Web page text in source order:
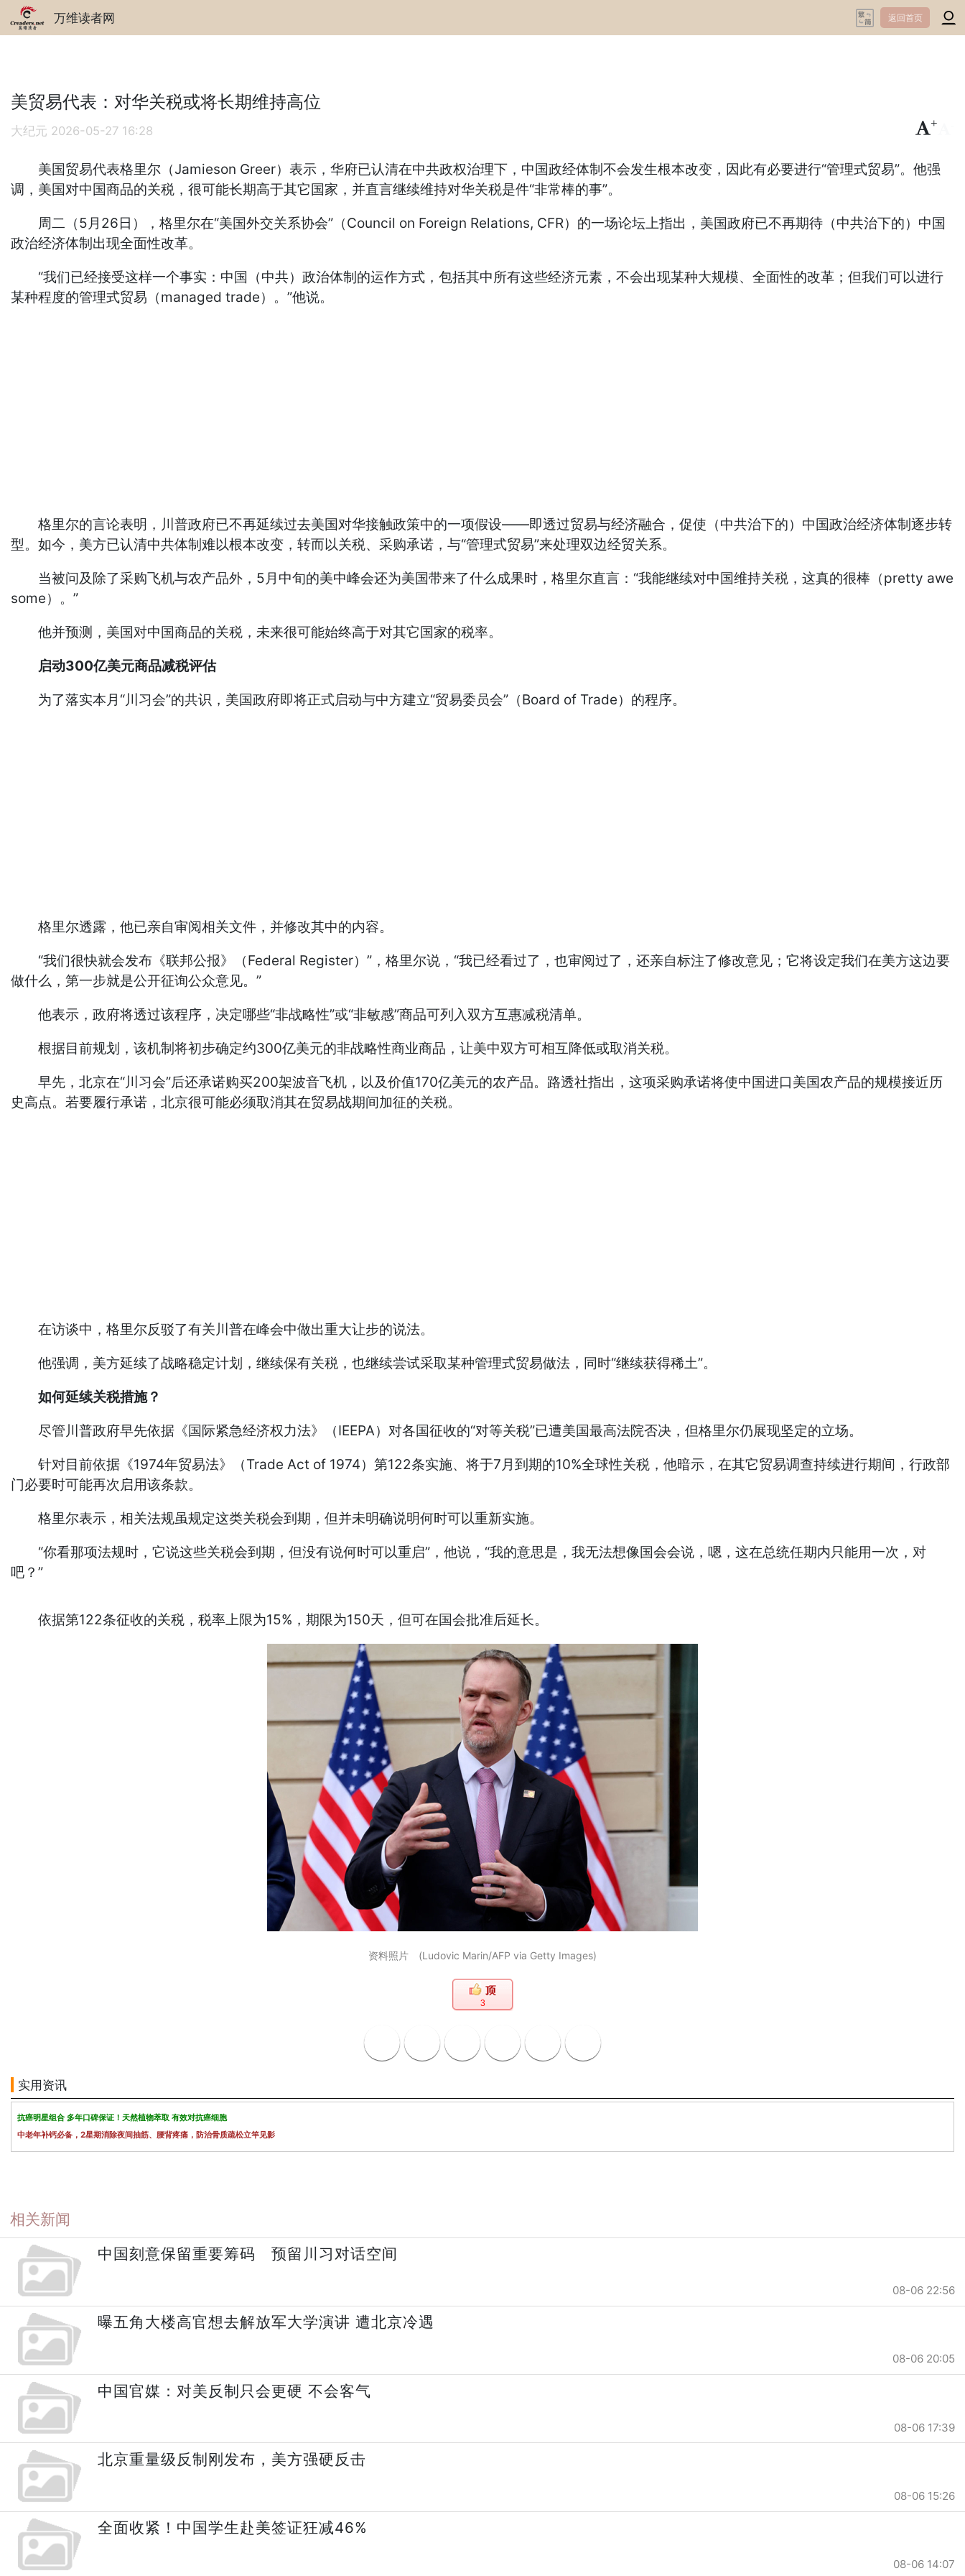
万维读者网 返回首页
美贸易代表：对华关税或将长期维持高位
大纪元 2026-05-27 16:28
+
美国贸易代表格里尔（Jamieson Greer）表示，华府已认清在中共政权治理下，中国政经体制不会发生根本改变，因此有必要进行“管理式贸易”。他强
调，美国对中国商品的关税，很可能长期高于其它国家，并直言继续维持对华关税是件“非常棒的事”。
周二（5月26日），格里尔在“美国外交关系协会”（Council on Foreign Relations, CFR）的一场论坛上指出，美国政府已不再期待（中共治下的）中国
政治经济体制出现全面性改革。
“我们已经接受这样一个事实：中国（中共）政治体制的运作方式，包括其中所有这些经济元素，不会出现某种大规模、全面性的改革；但我们可以进行
某种程度的管理式贸易（managed trade）。”他说。
格里尔的言论表明，川普政府已不再延续过去美国对华接触政策中的一项假设——即透过贸易与经济融合，促使（中共治下的）中国政治经济体制逐步转
型。如今，美方已认清中共体制难以根本改变，转而以关税、采购承诺，与“管理式贸易”来处理双边经贸关系。
当被问及除了采购飞机与农产品外，5月中旬的美中峰会还为美国带来了什么成果时，格里尔直言：“我能继续对中国维持关税，这真的很棒（pretty awe
some）。”
他并预测，美国对中国商品的关税，未来很可能始终高于对其它国家的税率。
启动300亿美元商品减税评估
为了落实本月“川习会”的共识，美国政府即将正式启动与中方建立“贸易委员会”（Board of Trade）的程序。
格里尔透露，他已亲自审阅相关文件，并修改其中的内容。
“我们很快就会发布《联邦公报》（Federal Register）”，格里尔说，“我已经看过了，也审阅过了，还亲自标注了修改意见；它将设定我们在美方这边要
做什么，第一步就是公开征询公众意见。”
他表示，政府将透过该程序，决定哪些“非战略性”或“非敏感”商品可列入双方互惠减税清单。
根据目前规划，该机制将初步确定约300亿美元的非战略性商业商品，让美中双方可相互降低或取消关税。
早先，北京在“川习会”后还承诺购买200架波音飞机，以及价值170亿美元的农产品。路透社指出，这项采购承诺将使中国进口美国农产品的规模接近历
史高点。若要履行承诺，北京很可能必须取消其在贸易战期间加征的关税。
在访谈中，格里尔反驳了有关川普在峰会中做出重大让步的说法。
他强调，美方延续了战略稳定计划，继续保有关税，也继续尝试采取某种管理式贸易做法，同时“继续获得稀土”。
如何延续关税措施？
尽管川普政府早先依据《国际紧急经济权力法》（IEEPA）对各国征收的“对等关税”已遭美国最高法院否决，但格里尔仍展现坚定的立场。
针对目前依据《1974年贸易法》（Trade Act of 1974）第122条实施、将于7月到期的10%全球性关税，他暗示，在其它贸易调查持续进行期间，行政部
门必要时可能再次启用该条款。
格里尔表示，相关法规虽规定这类关税会到期，但并未明确说明何时可以重新实施。
“你看那项法规时，它说这些关税会到期，但没有说何时可以重启”，他说，“我的意思是，我无法想像国会会说，嗯，这在总统任期内只能用一次，对
吧？”
依据第122条征收的关税，税率上限为15%，期限为150天，但可在国会批准后延长。
资料照片 (Ludovic Marin/AFP via Getty Images)
3
实用资讯
抗癌明星组合 多年口碑保证！天然植物萃取 有效对抗癌细胞
中老年补钙必备，2星期消除夜间抽筋、腰背疼痛，防治骨质疏松立竿见影
相关新闻
中国刻意保留重要筹码 预留川习对话空间
08-06 22:56
曝五角大楼高官想去解放军大学演讲 遭北京冷遇
08-06 20:05
中国官媒：对美反制只会更硬 不会客气
08-06 17:39
北京重量级反制刚发布，美方强硬反击
08-06 15:26
全面收紧！中国学生赴美签证狂减46%
08-06 14:07